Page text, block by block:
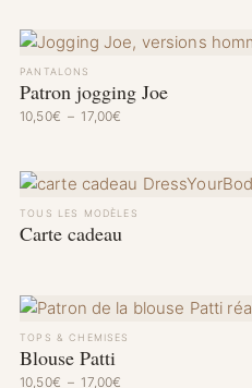
PANTALONS
Patron jogging Joe
10,50€ – 17,00€
TOUS LES MODÈLES
Carte cadeau
TOPS & CHEMISES
Blouse Patti
10,50€ – 17,00€